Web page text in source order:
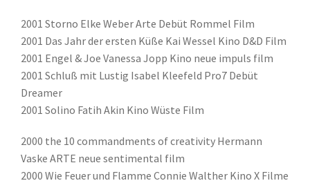
2001 Storno Elke Weber Arte Debüt Rommel Film
2001 Das Jahr der ersten Küße Kai Wessel Kino D&D Film
2001 Engel & Joe Vanessa Jopp Kino neue impuls film
2001 Schluß mit Lustig Isabel Kleefeld Pro7 Debüt
Dreamer
2001 Solino Fatih Akin Kino Wüste Film
2000 the 10 commandments of creativity Hermann
Vaske ARTE neue sentimental film
2000 Wie Feuer und Flamme Connie Walther Kino X Filme